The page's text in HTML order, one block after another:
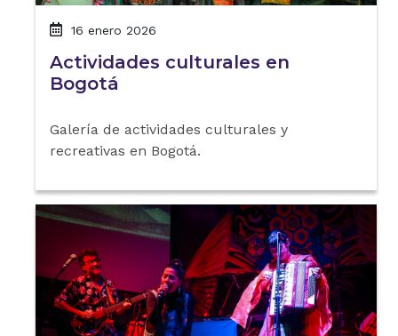
16 enero 2026
Actividades culturales en
Bogotá
Galería de actividades culturales y
recreativas en Bogotá.